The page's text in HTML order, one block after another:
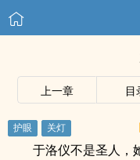
上一章 目
于洛仪不是圣人，